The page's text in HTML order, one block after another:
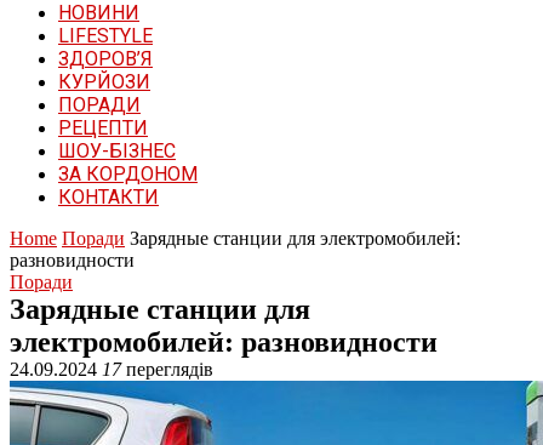
НОВИНИ
LIFESTYLE
ЗДОРОВ’Я
КУРЙОЗИ
ПОРАДИ
РЕЦЕПТИ
ШОУ-БІЗНЕС
ЗА КОРДОНОМ
КОНТАКТИ
Home Поради Зарядные станции для электромобилей:
разновидности
Поради
Зарядные станции для
электромобилей: разновидности
24.09.2024 17переглядів